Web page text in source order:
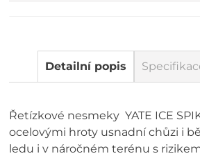
Detailní popis
Řetízkové nesmeky YATE ICE
ocelovými hroty usnadní chůzi i
ledu i v náročném terénu s